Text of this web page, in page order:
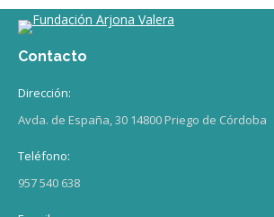
Contacto
Dirección:
Avda. de España, 30 14800 Priego de Córdoba
Teléfono:
957 540 638